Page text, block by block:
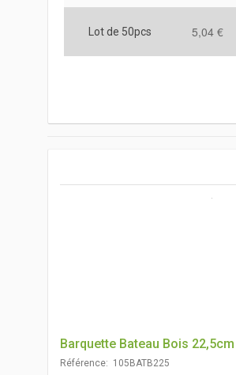
Lot de 50pcs 5,04 €
Barquette Bateau Bois 22,5cm
Référence: 105BATB225